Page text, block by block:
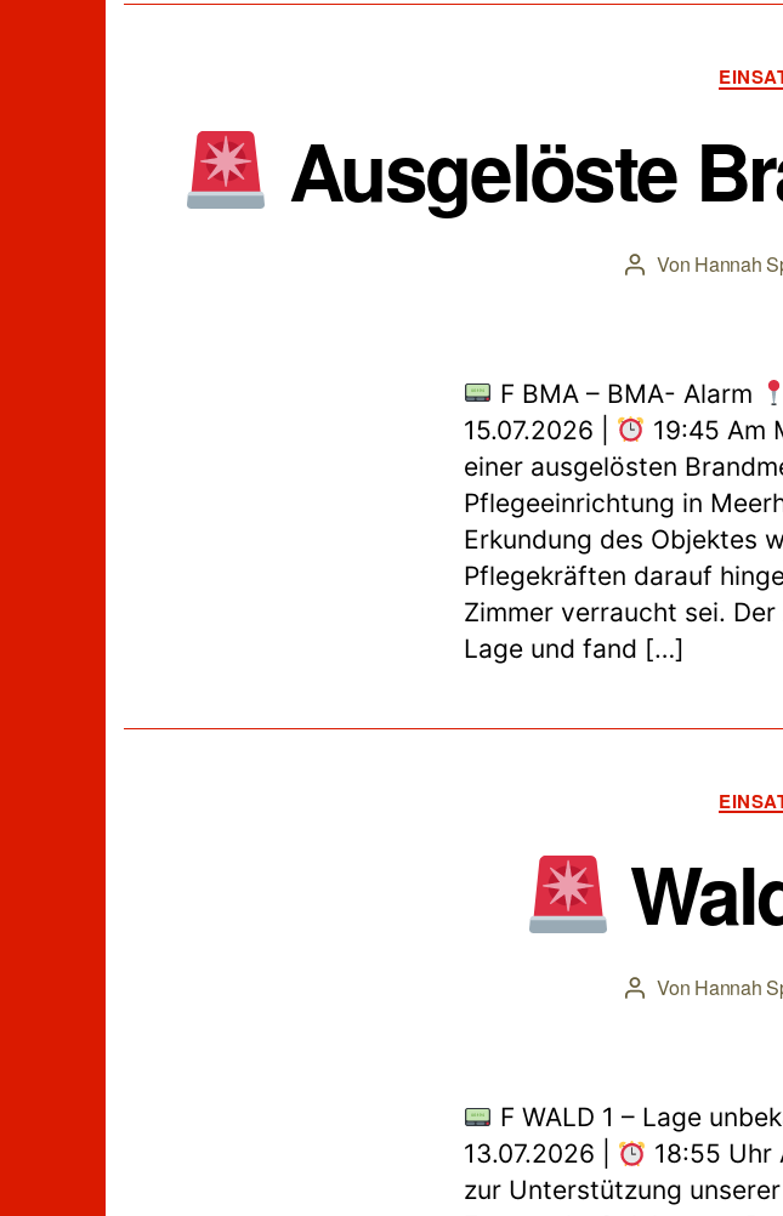
Ausgelöste
Beitragsautor
Von Hannah
F BMA – BMA- Alarm
15.07.2026 |
19:45 Am
einer ausgelösten
Pflegeeinrichtung in
Erkundung des Objektes
Pflegekräften darauf
Zimmer verraucht sei.
Lage und fand […]
Beitragsautor
Von Hannah
F WALD 1 – Lage
13.07.2026 |
18:55 Uhr
zur Unterstützung